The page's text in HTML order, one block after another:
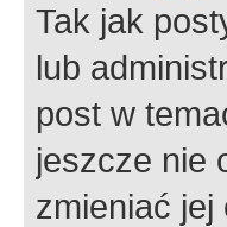
Tak jak
lub
post w
jeszcze nie
zmieniać jej